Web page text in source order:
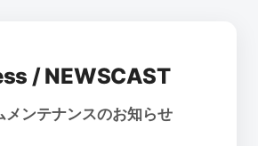
/ NEWSCAST
メンテナンスのお知らせ